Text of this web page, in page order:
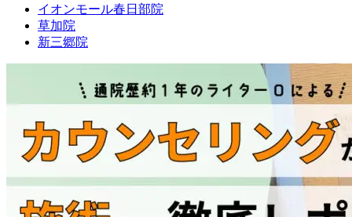
イオンモール春日部院
草加院
新三郷院